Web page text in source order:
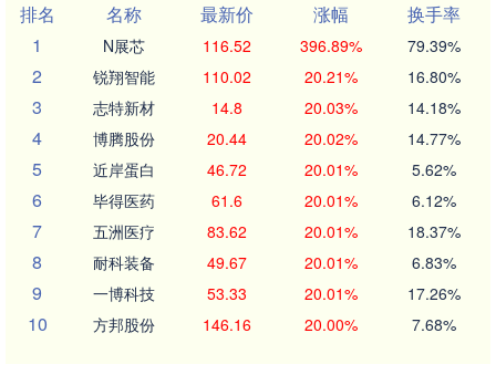
排名
名称 最新价 涨幅
换手率
1
N展芯 116.52 396.89% 79.39%
2 锐翔智能 110.02 20.21% 16.80%
3 志特新材 14.8 20.03% 14.18%
4 博腾股份 20.44 20.02% 14.77%
5 近岸蛋白 46.72 20.01% 5.62%
6 毕得医药 61.6 20.01% 6.12%
7 五洲医疗 83.62 20.01% 18.37%
8 耐科装备 49.67 20.01% 6.83%
9 一博科技 53.33 20.01% 17.26%
10 方邦股份 146.16 20.00% 7.68%